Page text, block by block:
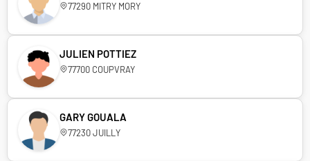
77290 MITRY MORY
JULIEN POTTIEZ
77700 COUPVRAY
GARY GOUALA
77230 JUILLY